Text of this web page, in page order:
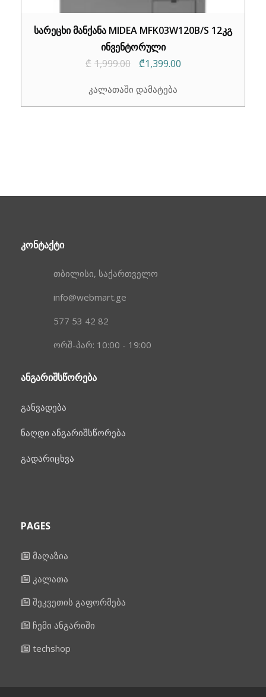
სარეცხი მანქანა MIDEA MFK03W120B/S 12კგ
ინვენტორული
₾ 1,999.00
Original
was:
₾1,399.00Current
კალათაში დამატება
ᲙᲝᲜᲢᲐᲥᲢᲘ
თბილისი, საქართველო
info@webmart.ge
577 53 42 82
ორშ-პარ: 10:00 - 19:00
ᲐᲜᲒᲐᲠᲘᲨᲡᲬᲝᲠᲔᲑᲐ
განვადება
ნაღდი ანგარიშსწორება
გადარიცხვა
PAGES
მაღაზია
კალათა
შეკვეთის გაფორმება
ჩემი ანგარიში
techshop